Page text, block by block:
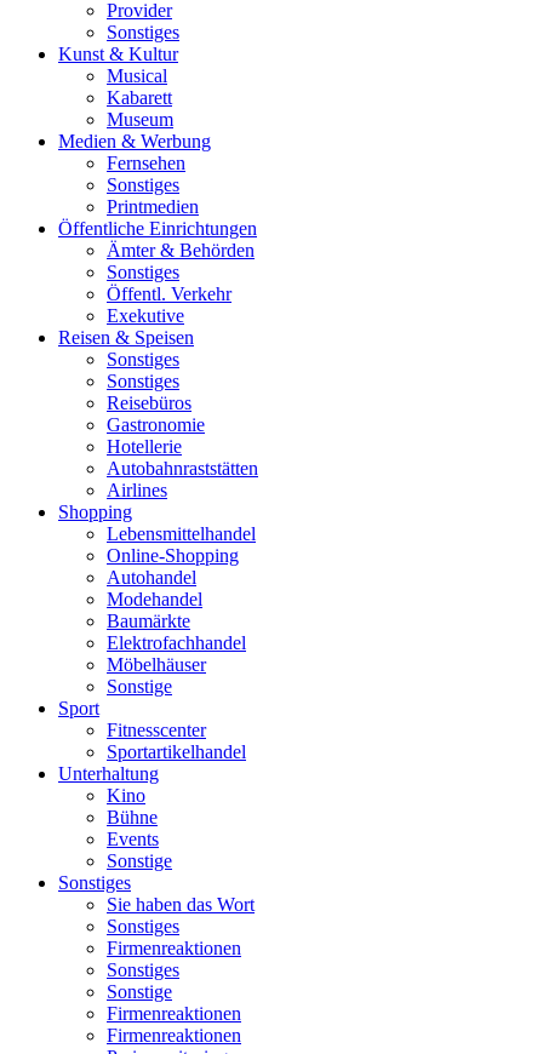
Provider
Sonstiges
Kunst & Kultur
Musical
Kabarett
Museum
Medien & Werbung
Fernsehen
Sonstiges
Printmedien
Öffentliche Einrichtungen
Ämter & Behörden
Sonstiges
Öffentl. Verkehr
Exekutive
Reisen & Speisen
Sonstiges
Sonstiges
Reisebüros
Gastronomie
Hotellerie
Autobahnraststätten
Airlines
Shopping
Lebensmittelhandel
Online-Shopping
Autohandel
Modehandel
Baumärkte
Elektrofachhandel
Möbelhäuser
Sonstige
Sport
Fitnesscenter
Sportartikelhandel
Unterhaltung
Kino
Bühne
Events
Sonstige
Sonstiges
Sie haben das Wort
Sonstiges
Firmenreaktionen
Sonstiges
Sonstige
Firmenreaktionen
Firmenreaktionen